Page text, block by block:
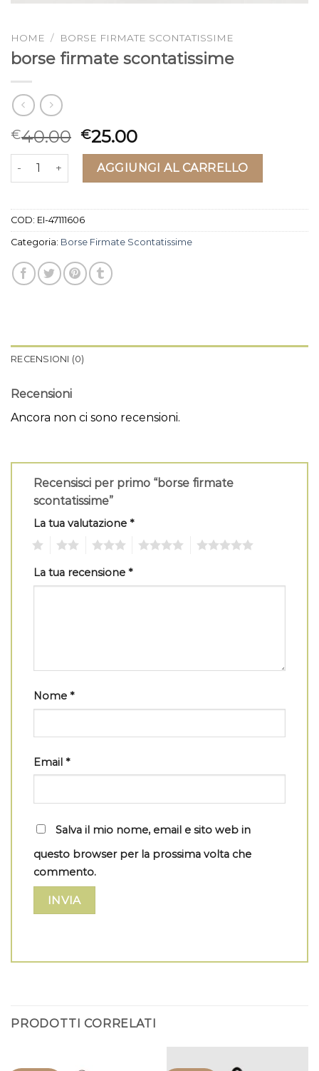
HOME / BORSE FIRMATE SCONTATISSIME
borse firmate scontatissime
€40.00 €25.00
borse firmate scontatissime quantità
AGGIUNGI AL CARRELLO
COD: EI-47111606
Categoria: Borse Firmate Scontatissime
RECENSIONI (0)
Recensioni
Ancora non ci sono recensioni.
Recensisci per primo “borse firmate
scontatissime”
La tua valutazione *
La tua recensione *
Nome *
Email *
Salva il mio nome, email e sito web in
questo browser per la prossima volta che
commento.
PRODOTTI CORRELATI